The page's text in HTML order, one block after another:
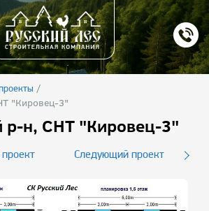
/
"Кировец-3"
р-н, СНТ "Кировец-3"
Следующий проект